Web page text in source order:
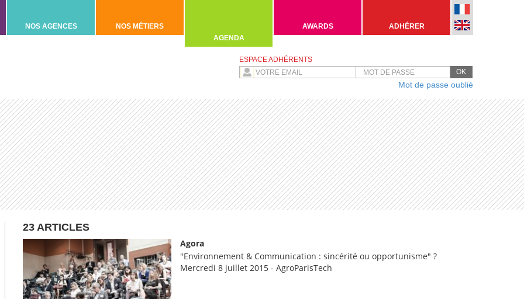
NOS AGENCES
NOS MÉTIERS
AGENDA
AWARDS ADHÉRER
ESPACE ADHÉRENTS
OK
Mot de passe oublié
23 ARTICLES
Agora
"Environnement & Communication : sincérité ou opportunisme" ?
Mercredi 8 juillet 2015 - AgroParisTech